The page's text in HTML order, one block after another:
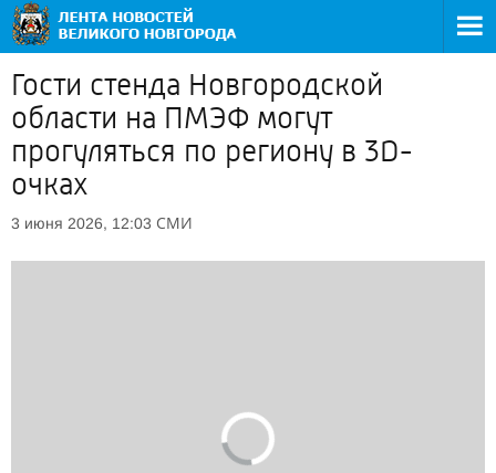
Гости стенда Новгородской
области на ПМЭФ могут
прогуляться по региону в 3D-
очках
3 июня 2026, 12:03 СМИ